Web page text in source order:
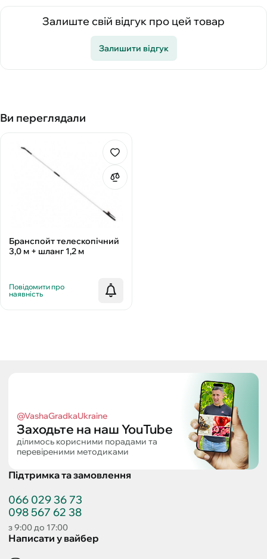
Залиште свій відгук про цей товар
Залишити відгук
Ви переглядали
Бранспойт телескопічний
3,0 м + шланг 1,2 м
Повідомити про
наявність
@VashaGradkaUkraine
Заходьте на наш YouTube
ділимось корисними порадами та
перевіреними методиками
Підтримка та замовлення
066 029 36 73
098 567 62 38
з 9:00 до 17:00
Написати у вайбер